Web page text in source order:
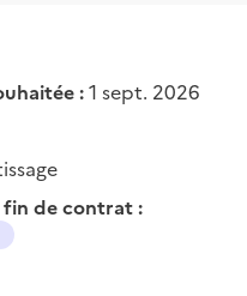
:1 sept. 2026
fin de contrat :